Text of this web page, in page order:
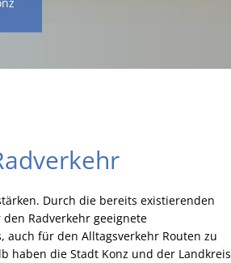
Durch die bereits existierenden
Radverkehr geeignete
auch für den Alltagsverkehr Routen zu
haben die Stadt Konz und der Landkreis